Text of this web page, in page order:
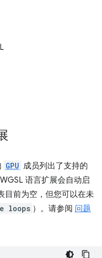
GPU 成员列出了支持的
语言扩展会自动启
目前为空，但您可以在未
loops ）。请参阅 问题